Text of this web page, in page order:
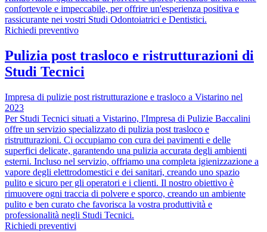
confortevole e impeccabile, per offrire un'esperienza positiva e
rassicurante nei vostri Studi Odontoiatrici e Dentistici.
Richiedi preventivo
Pulizia post trasloco e ristrutturazioni di
Studi Tecnici
Impresa di pulizie post ristrutturazione e trasloco a Vistarino nel
2023
Per Studi Tecnici situati a Vistarino, l'Impresa di Pulizie Baccalini
offre un servizio specializzato di pulizia post trasloco e
ristrutturazioni. Ci occupiamo con cura dei pavimenti e delle
superfici delicate, garantendo una pulizia accurata degli ambienti
esterni. Incluso nel servizio, offriamo una completa igienizzazione a
vapore degli elettrodomestici e dei sanitari, creando uno spazio
pulito e sicuro per gli operatori e i clienti. Il nostro obiettivo è
rimuovere ogni traccia di polvere e sporco, creando un ambiente
pulito e ben curato che favorisca la vostra produttività e
professionalità negli Studi Tecnici.
Richiedi preventivi